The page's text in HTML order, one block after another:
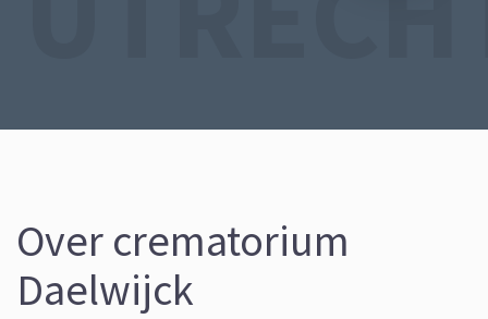
Over crematorium
Daelwijck